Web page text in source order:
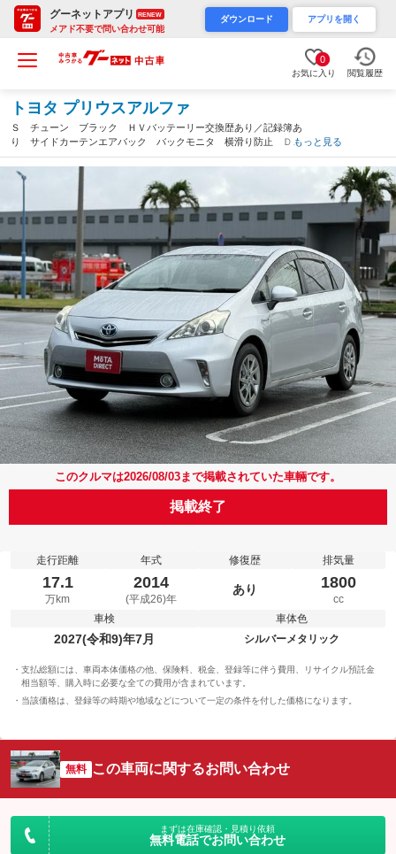
グーネットアプリ RENEW
メアド不要で問い合わせ可能
ダウンロード アプリを開く
0
お気に入り 閲覧履歴
トヨタ プリウスアルファ
Ｓ チューン ブラック ＨＶバッテーリー交換歴あり／記録簿あ
り サイドカーテンエアバック バックモニタ 横滑り防止 ＤＶ
Ｄ再生機能 フルセグテレビ ナビＴＶ 記録簿 フルフラット
盗難防止システム デュアルエアバッグ 禁煙（沖縄県）
もっと見る
このクルマは2026/08/03まで掲載されていた車輛です。
掲載終了
走行距離
17.1
万km
年式
2014
(平成26)年
修復歴
あり
排気量
1800
cc
車検
2027(令和9)年7月
車体色
シルバーメタリック
支払総額には、車両本体価格の他、保険料、税金、登録等に伴う費用、リサイクル預託金
相当額等、購入時に必要な全ての費用が含まれています。
当該価格は、登録等の時期や地域などについて一定の条件を付した価格になります。
無料 この車両に関するお問い合わせ
まずは在庫確認・見積り依頼
無料電話でお問い合わせ